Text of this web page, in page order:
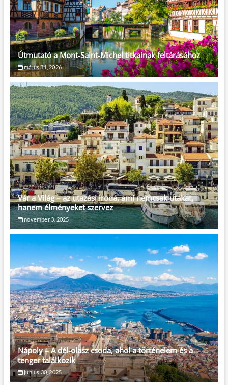
Útmutató a Mont-Saint-Michel titkainak feltárásához
május 31, 2026
Vár a Világ – az utazási iroda, ami nemcsak utakat,
hanem élményeket szervez
november 3, 2025
Nápoly – A dél-olasz csoda, ahol a történelem és a
tenger találkozik
június 30, 2025